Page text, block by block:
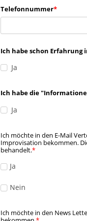
Telefonnummer
Ich habe schon Erfahrung
Ja
Ich habe die
Ja
Ich möchte in den E-Mail
Improvisation bekommen.
behandelt.
Ja
Nein
Ich möchte in den News